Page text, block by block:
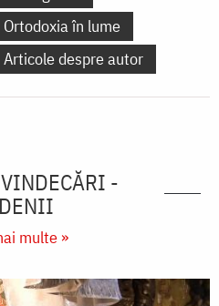
Ortodoxia în lume
Articole despre autor
-
multe »